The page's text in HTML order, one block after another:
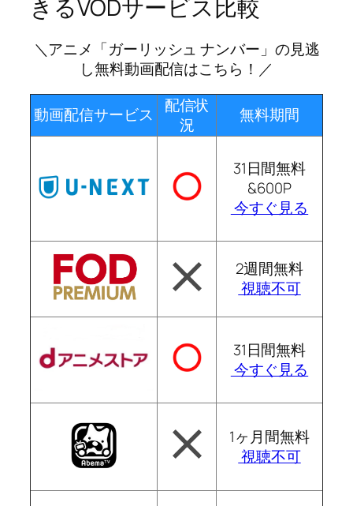
きるVODサービス比較
＼アニメ「ガーリッシュ ナンバー」の見逃
し無料動画配信はこちら！／
動画配信サービス
配信状
況
無料期間
31日間無料
&600P
今すぐ見る
2週間無料
視聴不可
31日間無料
今すぐ見る
1ヶ月間無料
視聴不可